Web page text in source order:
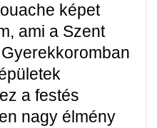
képet
ami a Szent
a festés
nagy élmény